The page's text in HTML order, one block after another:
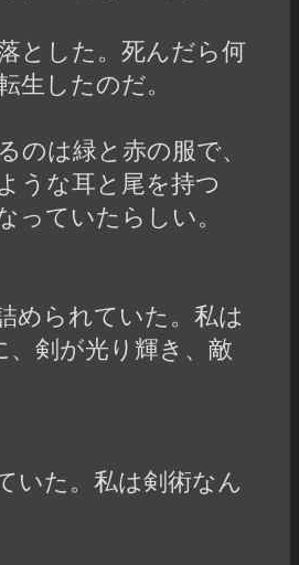
とした。死んだら何
生したのだ。
のは緑と赤の服で、
うな耳と尾を持つ
っていたらしい。
められていた。私は
剣が光り輝き、敵
いた。私は剣術なん